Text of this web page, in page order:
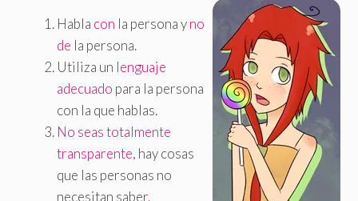
Habla con la persona yno
de la persona.
Utiliza un lenguaje
adecuado para la persona
con la que hablas.
No seas totalmente
transparente, hay cosas
que las personas no
necesitan saber.